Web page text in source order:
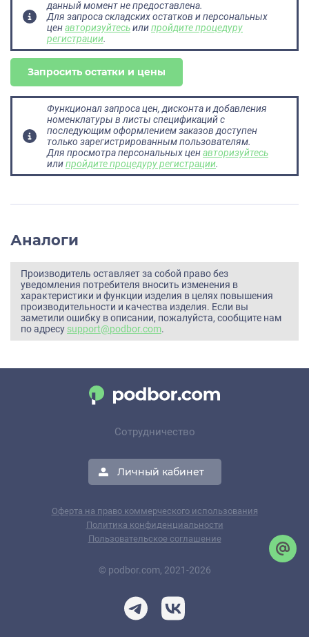
данный момент не предоставлена.
Для запроса складских остатков и персональных
ценавторизуйтесьилипройдите процедуру
регистрации.
Запросить остатки и цены
Функционал запроса цен, дисконта и добавления
номенклатуры в листы спецификаций с
последующим оформлением заказов доступен
только зарегистрированным пользователям.
Для просмотра персональных ценавторизуйтесь
илипройдите процедуру регистрации.
Аналоги
Производитель оставляет за собой право без
уведомления потребителя вносить изменения в
характеристики и функции изделия в целях повышения
производительности и качества изделия. Если вы
заметили ошибку в описании, пожалуйста, сообщите нам
по адресу support@podbor.com.
Сотрудничество
Личный кабинет
Оферта на право коммерческого использования
Политика конфиденциальности
Пользовательское соглашение
© podbor.com, 2021-2026